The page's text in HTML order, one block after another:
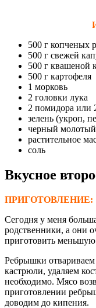
500 г копченых
500 г свежей
500 г квашеной
500 г картофеля
1 морковь
2 головки лука
2 помидора или
зелень (укроп,
черный
растительное
соль
Вкусное
ПРИГОТОВЛЕНИЕ:
Сегодня у меня
родственники, а они
приготовить
Ребрышки
кастрюли, удаляем
необходимо. Мясо
приготовлении
доводим до кипения.